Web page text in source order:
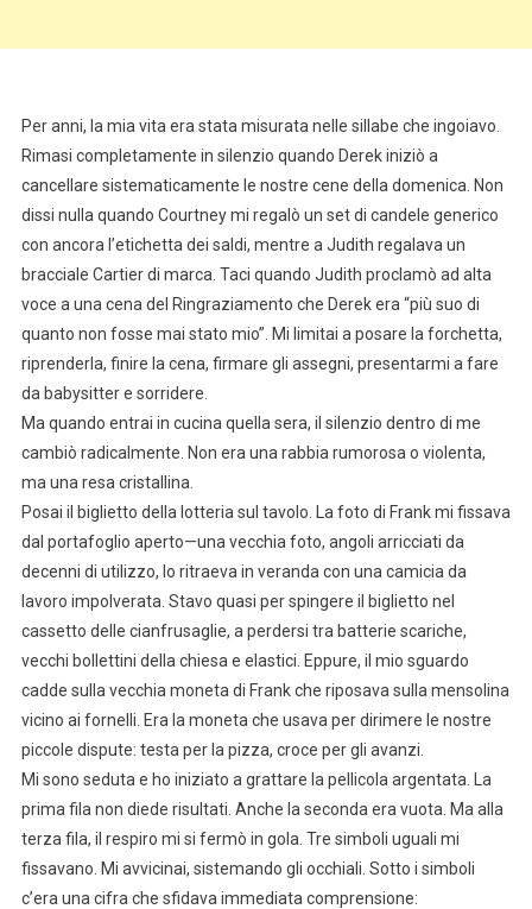
Per anni, la mia vita era stata misurata nelle sillabe che ingoiavo.
Rimasi completamente in silenzio quando Derek iniziò a
cancellare sistematicamente le nostre cene della domenica. Non
dissi nulla quando Courtney mi regalò un set di candele generico
con ancora l’etichetta dei saldi, mentre a Judith regalava un
bracciale Cartier di marca. Taci quando Judith proclamò ad alta
voce a una cena del Ringraziamento che Derek era “più suo di
quanto non fosse mai stato mio”. Mi limitai a posare la forchetta,
riprenderla, finire la cena, firmare gli assegni, presentarmi a fare
da babysitter e sorridere.
Ma quando entrai in cucina quella sera, il silenzio dentro di me
cambiò radicalmente. Non era una rabbia rumorosa o violenta,
ma una resa cristallina.
Posai il biglietto della lotteria sul tavolo. La foto di Frank mi fissava
dal portafoglio aperto—una vecchia foto, angoli arricciati da
decenni di utilizzo, lo ritraeva in veranda con una camicia da
lavoro impolverata. Stavo quasi per spingere il biglietto nel
cassetto delle cianfrusaglie, a perdersi tra batterie scariche,
vecchi bollettini della chiesa e elastici. Eppure, il mio sguardo
cadde sulla vecchia moneta di Frank che riposava sulla mensolina
vicino ai fornelli. Era la moneta che usava per dirimere le nostre
piccole dispute: testa per la pizza, croce per gli avanzi.
Mi sono seduta e ho iniziato a grattare la pellicola argentata. La
prima fila non diede risultati. Anche la seconda era vuota. Ma alla
terza fila, il respiro mi si fermò in gola. Tre simboli uguali mi
fissavano. Mi avvicinai, sistemando gli occhiali. Sotto i simboli
c’era una cifra che sfidava immediata comprensione: